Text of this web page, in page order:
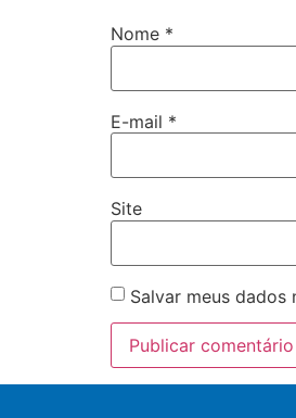
Nome *
E-mail *
Site
Salvar meus dados